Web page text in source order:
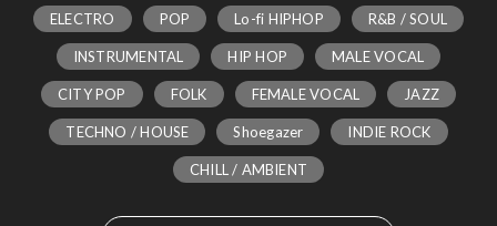
ELECTRO POP Lo-fi HIPHOP R&B / SOUL
INSTRUMENTAL HIP HOP MALE VOCAL
CITY POP FOLK FEMALE VOCAL JAZZ
TECHNO / HOUSE Shoegazer INDIE ROCK
CHILL / AMBIENT